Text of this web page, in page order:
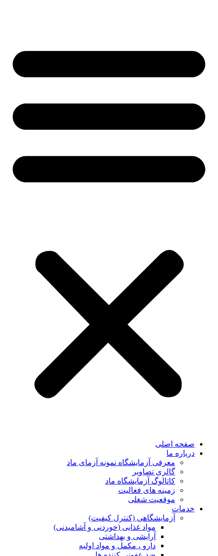
صفحه اصلی
درباره ما
معرفی آزمایشگاه نمونه آزمای ماد
گالری تصاویر
کاتالوگ آزمایشگاه ماد
زمینه های فعالیت
موقعیت شغلی
خدمات
آزمایشگاهی (کنترل کیفیت)
مواد غذایی (خوردنی و آشامیدنی)
آرایشی و بهداشتی
دارو ، مکمل و مواد اولیه